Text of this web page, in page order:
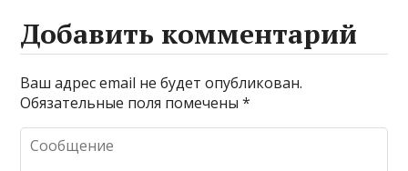
Добавить комментарий
Ваш адрес email не будет опубликован.
Обязательные поля помечены*